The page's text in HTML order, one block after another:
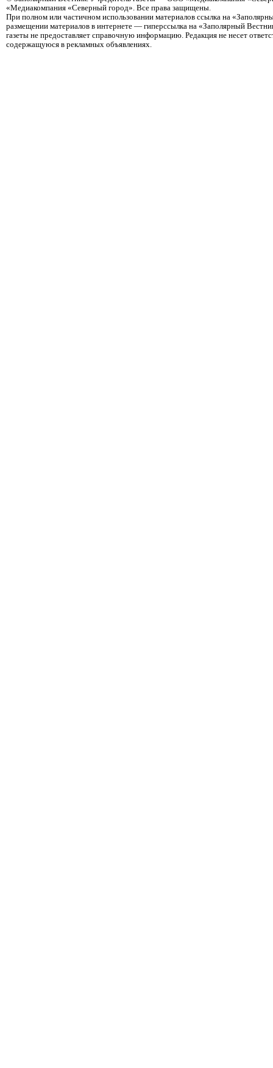
«Медиакомпания «Северный город». Все права защищены.
При полном или частичном использовании материалов ссылка на
размещении материалов в интернете — гиперссылка на «Заполярный
газеты не предоставляет справочную информацию. Редакция не несет
содержащуюся в рекламных объявлениях.